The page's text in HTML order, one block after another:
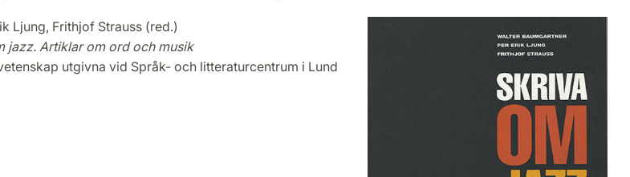
Ljung, Frithjof Strauss (red.)
jazz. Artiklar om ord och musik
utgivna vid Språk- och litteraturcentrum i Lund